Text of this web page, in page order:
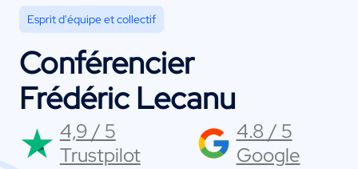
Esprit d'équipe et collectif
Conférencier
Frédéric Lecanu
4,9 / 5
Trustpilot
4.8 / 5
Google